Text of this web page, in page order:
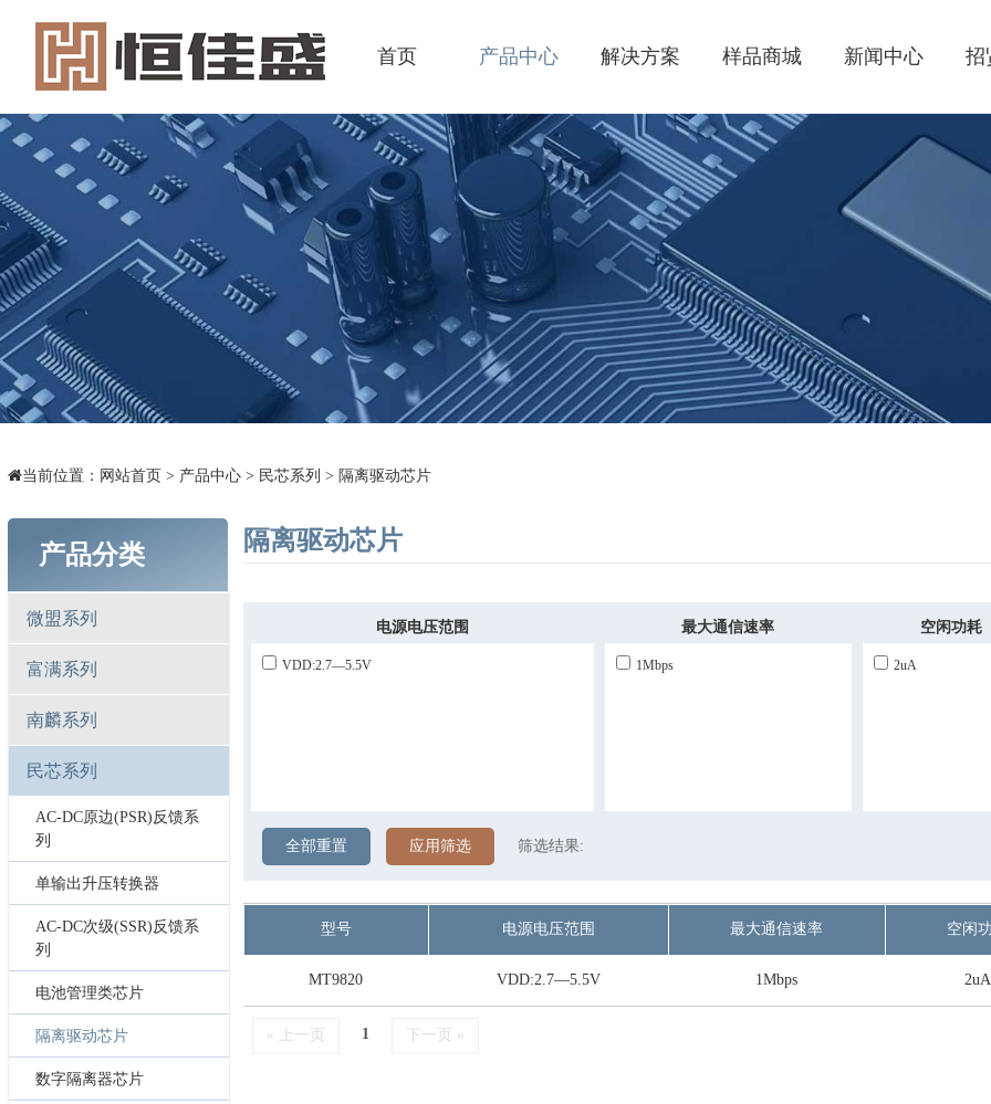
首页 产品中心 解决方案 样品商城 新闻中心 招
当前位置： 网站首页 > 产品中心> 民芯系列 > 隔离驱动芯片
产品分类
微盟系列
富满系列
南麟系列
民芯系列
AC-DC原边(PSR)反馈系
列
单输出升压转换器
AC-DC次级(SSR)反馈系
列
电池管理类芯片
隔离驱动芯片
数字隔离器芯片
隔离驱动芯片
电源电压范围 最大通信速率 空闲功耗
VDD:2.7—5.5V 1Mbps 2uA
全部重置 应用筛选 筛选结果:
型号 电源电压范围 最大通信速率 空闲
MT9820 VDD:2.7—5.5V 1Mbps 2uA
« 上一页 1 下一页 »